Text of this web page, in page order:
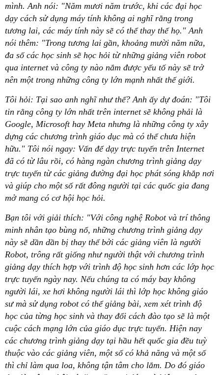
mình. Anh nói: "Năm mươi năm trước, khi các đại học
dạy cách sử dụng máy tính không ai nghĩ rằng trong
tương lai, các máy tính này sẽ có thể thay thế họ." Anh
nói thêm: "Trong tương lai gần, khoảng mười năm nữa,
đa số các học sinh sẽ học hỏi từ những giảng viên robot
qua internet và công ty nào nắm được yếu tố này sẽ trở
nên một trong những công ty lớn mạnh nhất thế giới.
Tôi hỏi: Tại sao anh nghĩ như thế? Anh ấy dự đoán: "Tôi
tin rằng công ty lớn nhất trên internet sẽ không phải là
Google, Microsoft hay Meta nhưng là những công ty xây
dựng các chương trình giáo dục mà có thể chưa hiện
hữu." Tôi nói ngay: Vấn để dạy trực tuyến trên Internet
đã có từ lâu rồi, có hàng ngàn chương trình giảng dạy
trực tuyến từ các giảng đường đại học phát sóng khắp nơi
và giúp cho một số rất đông người tại các quốc gia đang
mở mang có cơ hội học hỏi.
Bạn tôi với giải thích: "Với công nghệ Robot và trí thông
minh nhân tạo bùng nổ, những chương trình giảng dạy
này sẽ dần dần bị thay thế bởi các giảng viên là người
Robot, trông rất giống như người thật với chương trình
giảng dạy thích hợp với trình độ học sinh hơn các lớp học
trực tuyến ngày nay. Nếu chúng ta có máy bay không
người lái, xe hơi không người lái thì lớp học không giáo
sư mà sử dụng robot có thể giảng bài, xem xét trình độ
học của từng học sinh và thay đổi cách đào tạo sẽ là một
cuộc cách mạng lớn của giáo dục trực tuyến. Hiện nay
các chương trình giảng dạy tại hầu hết quốc gia đều tuỳ
thuộc vào các giảng viên, một số có khả năng và một số
thì chỉ làm qua loa, không tận tâm cho lắm. Do đó giáo